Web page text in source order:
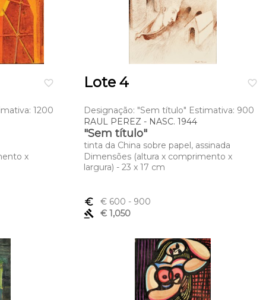
favorite_border
1200
x
favorite_border
Lote 4
Designação: "Sem título" Estimativa: 900
RAUL PEREZ - NASC. 1944
"Sem título"
tinta da China sobre papel, assinada
Dimensões (altura x comprimento x
largura) - 23 x 17 cm
euro_symbol € 600 - 900
gavel
€ 1,050